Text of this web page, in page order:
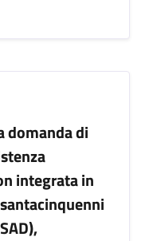
domanda di
integrata in